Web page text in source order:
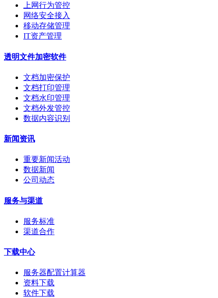
上网行为管控
网络安全接入
移动存储管理
IT资产管理
透明文件加密软件
文档加密保护
文档打印管理
文档水印管理
文档外发管控
数据内容识别
新闻资讯
重要新闻活动
数据新闻
公司动态
服务与渠道
服务标准
渠道合作
下载中心
服务器配置计算器
资料下载
软件下载